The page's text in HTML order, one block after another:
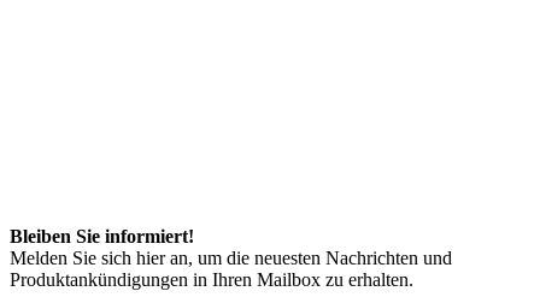
Bleiben Sie informiert!
Melden Sie sich hier an, um die neuesten Nachrichten und
Produktankündigungen in Ihren Mailbox zu erhalten.